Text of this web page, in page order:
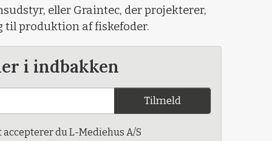
eller Graintec, der projekterer,
produktion af fiskefoder.
i indbakken
Tilmeld
du L-Mediehus A/S